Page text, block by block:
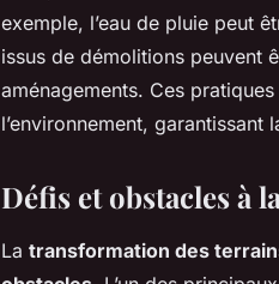
exemple, l’eau de pluie peut
issus de démolitions peuvent
aménagements. Ces
l’environnement,
Défis et obstacles à
La transformation des